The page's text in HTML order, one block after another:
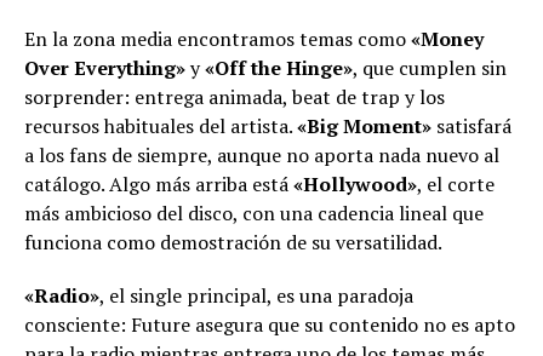
En la zona media encontramos temas como«Money
Over Everything»y«Off the Hinge», que cumplen sin
sorprender: entrega animada, beat de trap y los
recursos habituales del artista.«Big Moment» satisfará
a los fans de siempre, aunque no aporta nada nuevo al
catálogo. Algo más arriba está«Hollywood», el corte
más ambicioso del disco, con una cadencia lineal que
funciona como demostración de su versatilidad.
«Radio», el single principal, es una paradoja
consciente: Future asegura que su contenido no es apto